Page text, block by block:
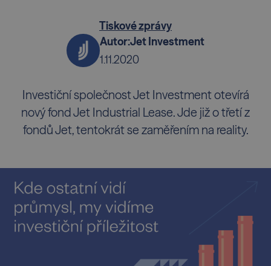
Autor:Jet Investment
1.11.2020
Tiskové zprávy
Investiční společnost Jet Investment otevírá
nový fond Jet Industrial Lease. Jde již o třetí z
fondů Jet, tentokrát se zaměřením na reality.